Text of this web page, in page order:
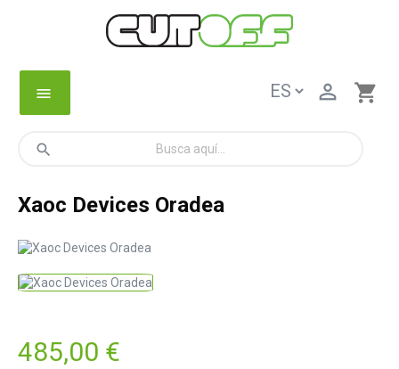
menu shopping_cart

search
Xaoc Devices Oradea
485,00 €